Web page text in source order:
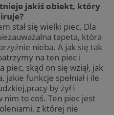
jakiś obiekt, który
stał się wielki piec. Dla
tapeta, która
nieba. A jak się tak
na ten piec i
piec, skąd on się wziął, jak
jakie funkcje spełniał i ile
by żył i
nim to coś. Ten piec jest
z której nie